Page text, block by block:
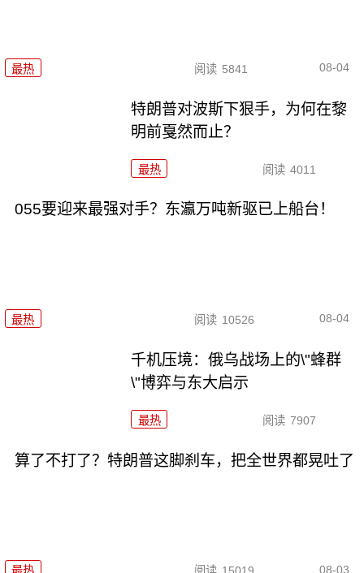
最热 阅读 5841 08-04
特朗普对波斯下狠手，为何在黎
明前戛然而止？
最热 阅读 4011
055要迎来最强对手？东瀛万吨新驱已上船台！
最热 阅读 10526 08-04
千机压境：俄乌战场上的\"蜂群
\"博弈与东大启示
最热 阅读 7907
算了不打了？特朗普这脚刹车，把全世界都晃吐了
08-03